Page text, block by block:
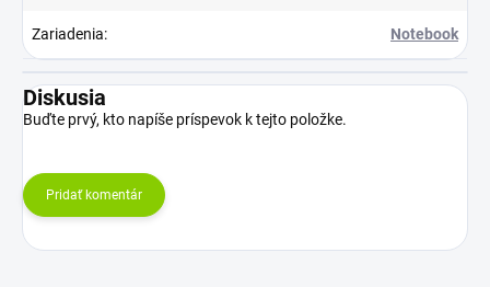
Zariadenia: Notebook
Diskusia
Buďte prvý, kto napíše príspevok k tejto položke.
Pridať komentár